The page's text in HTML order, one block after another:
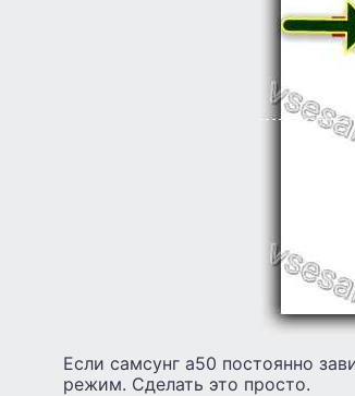
Если самсунг а50 постоянно
режим. Сделать это просто.